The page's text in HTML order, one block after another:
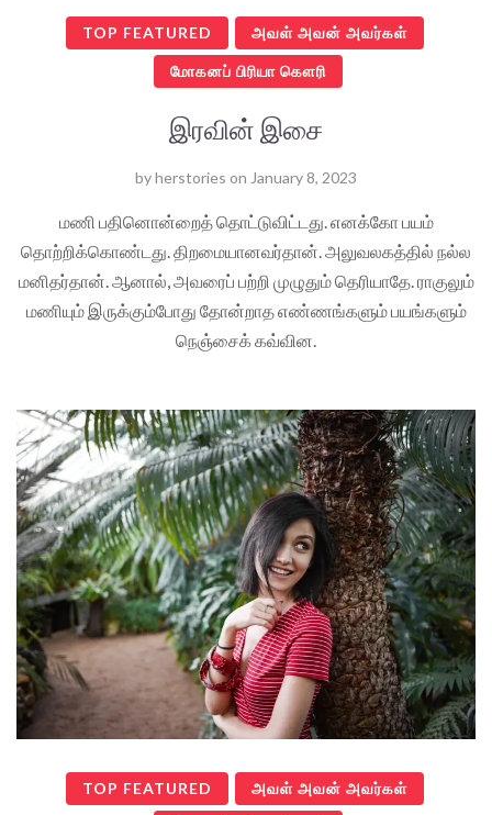
TOP FEATURED அவள் அவன் அவர்கள்
மோகனப் பிரியா கௌரி
இரவின் இசை
byherstories on January 8, 2023
மணி பதினொன்றைத் தொட்டுவிட்டது. எனக்கோ பயம்
தொற்றிக்கொண்டது. திறமையானவர்தான். அலுவலகத்தில் நல்ல
மனிதர்தான். ஆனால், அவரைப் பற்றி முழுதும் தெரியாதே. ராகுலும்
மணியும் இருக்கும்போது தோன்றாத எண்ணங்களும் பயங்களும்
நெஞ்சைக் கவ்வின.
TOP FEATURED அவள் அவன் அவர்கள்